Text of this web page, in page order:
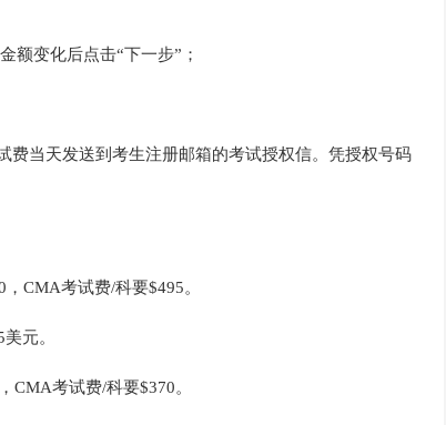
额变化后点击“下一步”；
当天发送到考生注册邮箱的考试授权信。凭授权号码
CMA考试费/科要$495。
元。
考试费/科要$370。